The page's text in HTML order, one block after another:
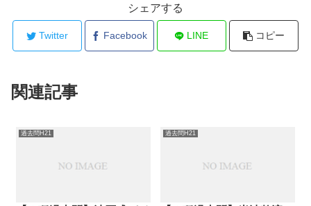
シェアする
Twitter Facebook LINE コピー
関連記事
過去問H21 過去問H21